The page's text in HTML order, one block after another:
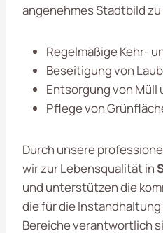
angenehmes Stadtbild
Regelmäßige Kehr-
Beseitigung von
Entsorgung von Müll
Pflege von
Durch unsere
wir zur Lebensqualität in
und unterstützen die
die für die
Bereiche verantwortlich